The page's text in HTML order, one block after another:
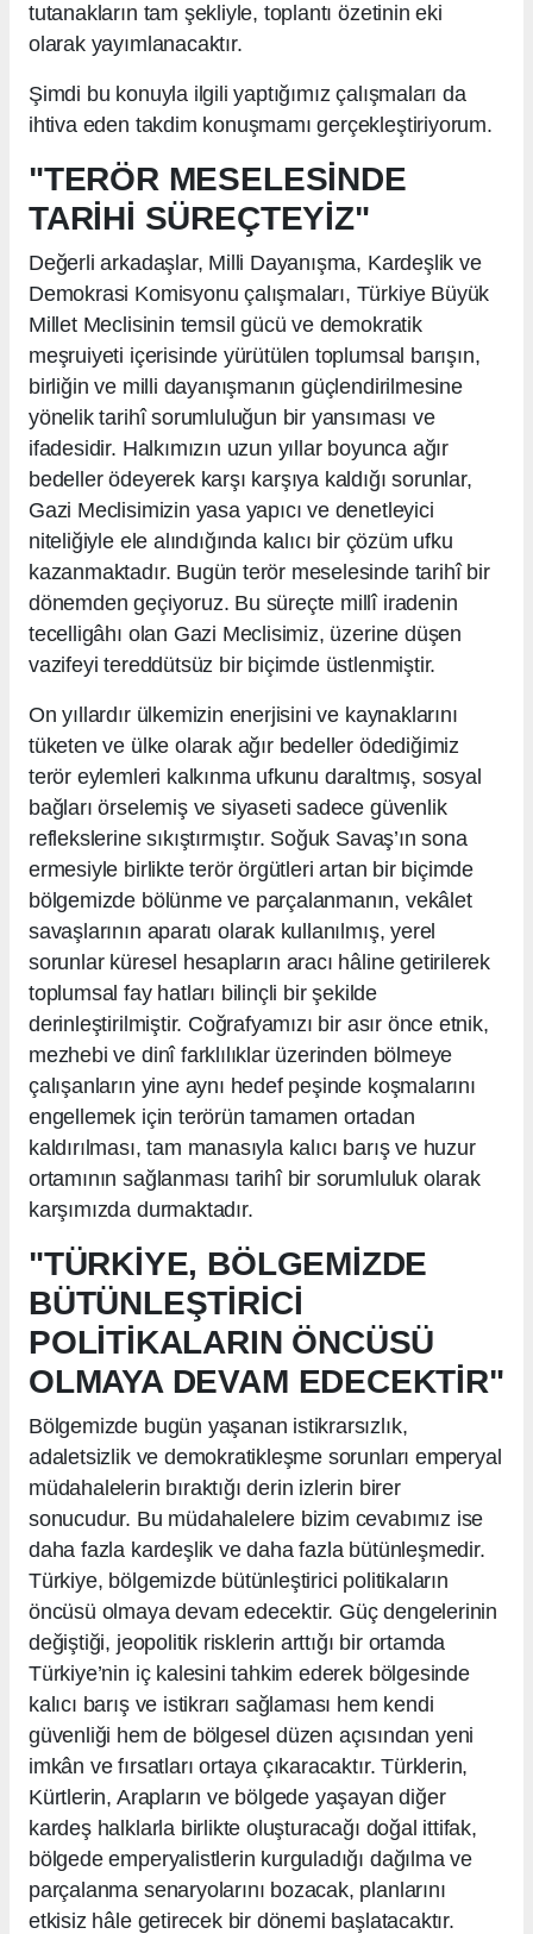
tutanakların tam şekliyle, toplantı özetinin eki
olarak yayımlanacaktır.
Şimdi bu konuyla ilgili yaptığımız çalışmaları da
ihtiva eden takdim konuşmamı gerçekleştiriyorum.
"TERÖR MESELESİNDE
TARİHİ SÜREÇTEYİZ"
Değerli arkadaşlar, Milli Dayanışma, Kardeşlik ve
Demokrasi Komisyonu çalışmaları, Türkiye Büyük
Millet Meclisinin temsil gücü ve demokratik
meşruiyeti içerisinde yürütülen toplumsal barışın,
birliğin ve milli dayanışmanın güçlendirilmesine
yönelik tarihî sorumluluğun bir yansıması ve
ifadesidir. Halkımızın uzun yıllar boyunca ağır
bedeller ödeyerek karşı karşıya kaldığı sorunlar,
Gazi Meclisimizin yasa yapıcı ve denetleyici
niteliğiyle ele alındığında kalıcı bir çözüm ufku
kazanmaktadır. Bugün terör meselesinde tarihî bir
dönemden geçiyoruz. Bu süreçte millî iradenin
tecelligâhı olan Gazi Meclisimiz, üzerine düşen
vazifeyi tereddütsüz bir biçimde üstlenmiştir.
On yıllardır ülkemizin enerjisini ve kaynaklarını
tüketen ve ülke olarak ağır bedeller ödediğimiz
terör eylemleri kalkınma ufkunu daraltmış, sosyal
bağları örselemiş ve siyaseti sadece güvenlik
reflekslerine sıkıştırmıştır. Soğuk Savaş’ın sona
ermesiyle birlikte terör örgütleri artan bir biçimde
bölgemizde bölünme ve parçalanmanın, vekâlet
savaşlarının aparatı olarak kullanılmış, yerel
sorunlar küresel hesapların aracı hâline getirilerek
toplumsal fay hatları bilinçli bir şekilde
derinleştirilmiştir. Coğrafyamızı bir asır önce etnik,
mezhebi ve dinî farklılıklar üzerinden bölmeye
çalışanların yine aynı hedef peşinde koşmalarını
engellemek için terörün tamamen ortadan
kaldırılması, tam manasıyla kalıcı barış ve huzur
ortamının sağlanması tarihî bir sorumluluk olarak
karşımızda durmaktadır.
"TÜRKİYE, BÖLGEMİZDE
BÜTÜNLEŞTİRİCİ
POLİTİKALARIN ÖNCÜSÜ
OLMAYA DEVAM EDECEKTİR"
Bölgemizde bugün yaşanan istikrarsızlık,
adaletsizlik ve demokratikleşme sorunları emperyal
müdahalelerin bıraktığı derin izlerin birer
sonucudur. Bu müdahalelere bizim cevabımız ise
daha fazla kardeşlik ve daha fazla bütünleşmedir.
Türkiye, bölgemizde bütünleştirici politikaların
öncüsü olmaya devam edecektir. Güç dengelerinin
değiştiği, jeopolitik risklerin arttığı bir ortamda
Türkiye’nin iç kalesini tahkim ederek bölgesinde
kalıcı barış ve istikrarı sağlaması hem kendi
güvenliği hem de bölgesel düzen açısından yeni
imkân ve fırsatları ortaya çıkaracaktır. Türklerin,
Kürtlerin, Arapların ve bölgede yaşayan diğer
kardeş halklarla birlikte oluşturacağı doğal ittifak,
bölgede emperyalistlerin kurguladığı dağılma ve
parçalanma senaryolarını bozacak, planlarını
etkisiz hâle getirecek bir dönemi başlatacaktır.